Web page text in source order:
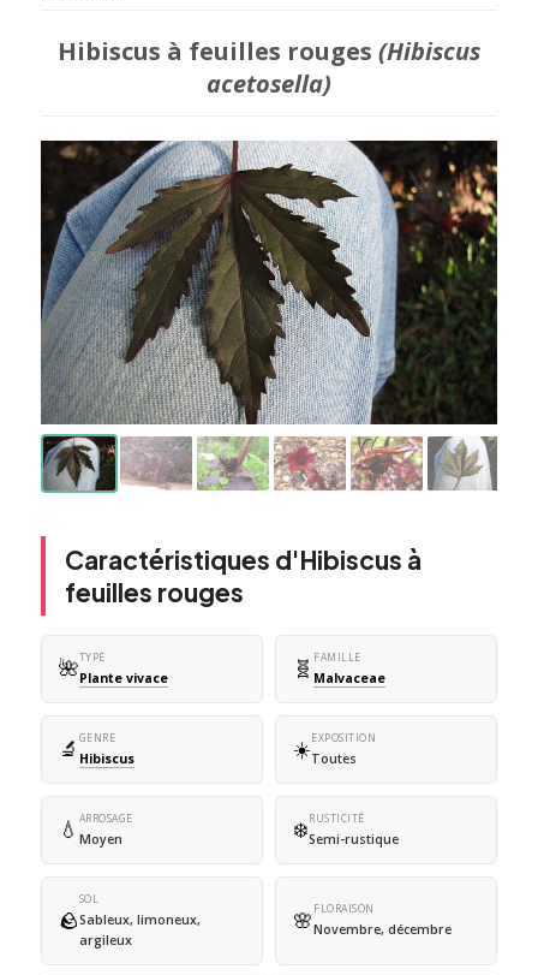
Hibiscus à feuilles rouges (Hibiscus
acetosella)
Caractéristiques d'Hibiscus à
feuilles rouges
🌺TYPE
Plante vivace 🧬 FAMILLE
Malvaceae
🔬 GENRE
Hibiscus ☀️EXPOSITION
Toutes
💧 ARROSAGE
Moyen ❄️RUSTICITÉ
Semi-rustique
🪨
SOL
Sableux, limoneux,
argileux
🌸 FLORAISON
Novembre, décembre